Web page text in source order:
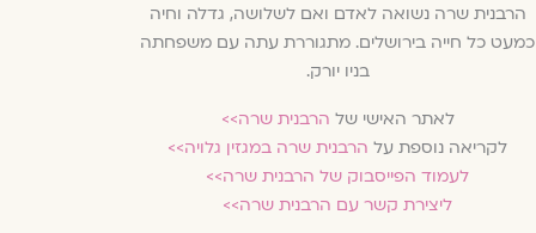
הרבנית שרה נשואה לאדם ואם לשלושה, גדלה וחיה
כמעט כל חייה בירושלים. מתגוררת עתה עם משפחתה
בניו יורק.
לאתר האישי של הרבנית שרה>>
לקריאה נוספת על הרבנית שרה במגזין גלויה>>
לעמוד הפייסבוק של הרבנית שרה>>
ליצירת קשר עם הרבנית שרה>>